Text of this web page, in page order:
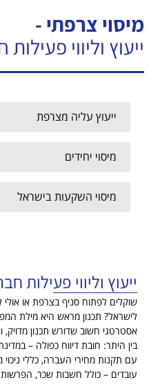
מיסוי צרפתי -
ייעוץ וליווי
ייעוץ עליה מצרפת
מיסוי יחידים
מיסוי השקעות בישראל
ייעוץ וליווי פעילות
שוקלים לפתוח סניף בצרפת או אולי
לישראל? תכנון מראש היא מילת
אסטרטגי חשוב שדורש תכנון מדויק,
בין היתר: חובת דיווח כפולה –
עם תקנות מחירי העברה, כללי
עובדים – כולל חשבות שכר, הפרשות